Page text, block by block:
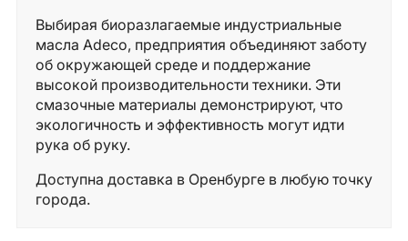
Выбирая биоразлагаемые индустриальные
масла Adeco, предприятия объединяют заботу
об окружающей среде и поддержание
высокой производительности техники. Эти
смазочные материалы демонстрируют, что
экологичность и эффективность могут идти
рука об руку.
Доступна доставка в Оренбурге в любую точку
города.